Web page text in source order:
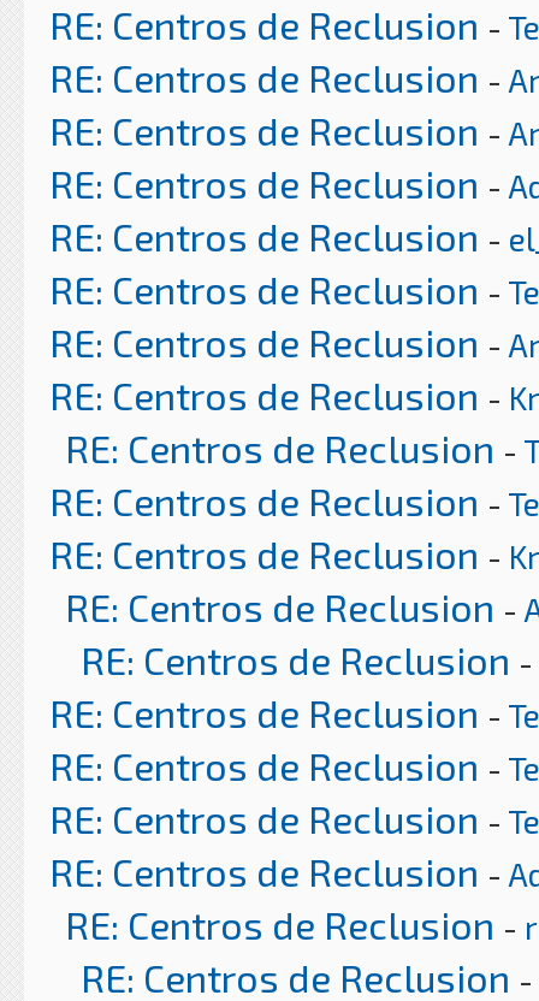
RE: Centros de Reclusion -
RE: Centros de Reclusion -
RE: Centros de Reclusion -
RE: Centros de Reclusion -
RE: Centros de Reclusion -
RE: Centros de Reclusion -
RE: Centros de Reclusion -
RE: Centros de Reclusion -
RE: Centros de Reclusion -
RE: Centros de Reclusion -
RE: Centros de Reclusion -
RE: Centros de Reclusion -
RE: Centros de Reclusion -
RE: Centros de Reclusion -
RE: Centros de Reclusion -
RE: Centros de Reclusion -
RE: Centros de Reclusion -
RE: Centros de Reclusion -
RE: Centros de Reclusion -